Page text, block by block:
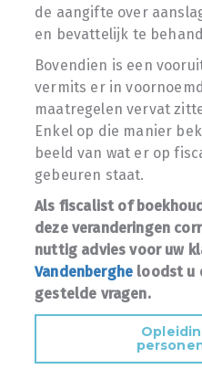
de aangifte over
en bevattelijk te
Bovendien is een
vermits er in
maatregelen vervat
Enkel op die manier
beeld van wat er op
gebeuren staat.
Als fiscalist of
deze veranderingen
nuttig advies voor uw
Vandenberghe loodst u
gestelde vragen.